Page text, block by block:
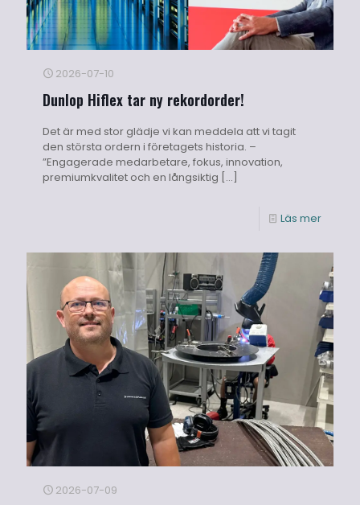
2026-07-10
Dunlop Hiflex tar ny rekordorder!
Det är med stor glädje vi kan meddela att vi tagit
den största ordern i företagets historia. –
”Engagerade medarbetare, fokus, innovation,
premiumkvalitet och en långsiktig […]
Läs mer
2026-07-09